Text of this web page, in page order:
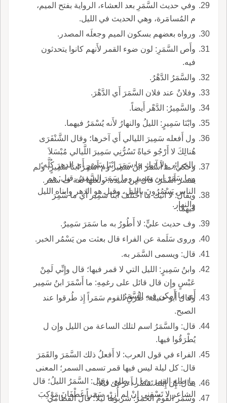
وفي حديث السَّمَرِ بعد العشاء، الرواية بفتح الميم،
م المُسامَرة، وهي الحديث في الليل.
ورواه بعضهم بسكون الميم وجعلَه المصدر.
وأَص السَّمَرِ: لون ضوء القمر لأَنهم كانوا يتحدثون
فيه.
والسَّمَرُ الدَّهْرُ.
وفلانٌ عند فلان السَّمَرَ أَي الدَّهْرَ.
والسَّمِيرُ: الدَّهْر أَيضاً.
وابْنَا سَمِيرٍ: الليلُ والنهارُ لأَنه يُسْمَرُ فيهما.
ول أَفعله سَمِيرَ الليالي أَي آخرها؛ وقال الشَّنْفَرَى
هُنالِكَ لا أَرْجُو حَياةً تَسُرُّنِي سَمِيرَ اللَّيالي مُبْسَلاَ
بالجَرائر ولا آتيك ما سَمَرَ ابْنَا سَمِيرٍ أَي الدهرَ كُلَّه؛
وما سَمَرَ ابن سَمِيرٍ وما سَمَرَ السَّمِيرُ، قيل: هم
الناس يَسْمُرُونَ بالليل، وقيل هو الدهر وابناه الليل
والنهار.
وحكي: ما أَسْمَرَ ابْنُ سَمِير وم أَسْمَرَ ابنا سَمِيرٍ، ولم
يفسر أَسْمَرَ؛ قال ابن سيده: ولعلها لغة ف سمر.
ويقال: لا آتيك ما اخْتَلَفَ ابْنَا سَمِير أَي ما سُمِرَ
فيهما.
وف حديث عليٍّ: لا أَطُورُ به ما سَمَرَ سَمِيرٌ.
وروى سَلَمة عن الفراء قال بعثت من يَسْمُر الخبر.
قال: ويسمى السَّمَر به.
وابنُ سَمِيرٍ: الليل التي لا قمر فيها؛ قال وإِنِّي لَمِنْ
عَبْسٍ وإِن قال قائل على رغمِهِ: ما أَسْمَرَ ابنُ سَمِير
أَي ما أَمكن فيه السَّمَرُ.
وقال أَبو حنيفة: طُرقِ القوم سَمَراً إِذ طُرقوا عند
الصبح.
قال: والسَّمَرُ اسم لتلك الساعة من الليل وإِن ل
يُطْرَقُوا فيها.
الفراء في قول العرب: لا أَفعلُ ذلك السَّمَرَ والقَمَرَ
قال: كل ليلة ليس فيها قمر تسمى السمر؛ المعنى
ما طلع القمر وما ل يطلع، وقيل: السَّمَرُ الليلُ؛ قال
الشاعر لا تَسْقِنِي إِنْ لم أُزِرْ، سَمَراً غَطْفَانَ مَوْكِبَ
يقال: إِن إِبلنا تَسْمُر أَ ترعى ليلاً.
وسَمَر القومُ الخمرَ: شربوها ليلاً؛ قال القطامي